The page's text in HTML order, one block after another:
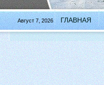
Август 7, 2026 ГЛАВНАЯ